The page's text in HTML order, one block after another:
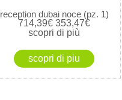
reception dubai noce (pz. 1)
714,39€ 353,47€
scopri di più